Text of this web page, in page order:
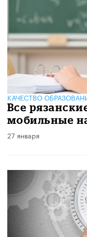
КАЧЕСТВО
Все
мобильные
27 января